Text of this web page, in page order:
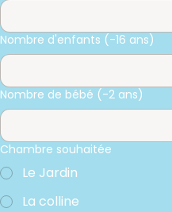
Nombre d'enfants (-16 ans)
Nombre de bébé (-2 ans)
Chambre souhaitée
Le Jardin
La colline